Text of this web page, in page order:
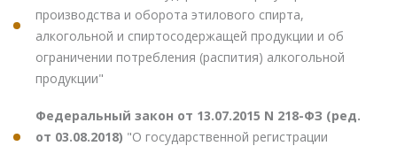
производства и оборота этилового спирта,
алкогольной и спиртосодержащей продукции и об
ограничении потребления (распития) алкогольной
продукции"
Федеральный закон от 13.07.2015 N 218-ФЗ (ред.
от 03.08.2018) "О государственной регистрации